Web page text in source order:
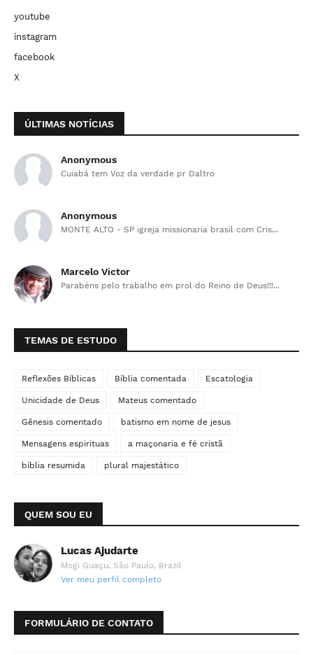
youtube
instagram
facebook
X
ÚLTIMAS NOTÍCIAS
Anonymous
Cuiabá tem Voz da verdade pr Daltro
Anonymous
MONTE ALTO - SP igreja missionaria brasil com Cris...
Marcelo Victor
Parabéns pelo trabalho em prol do Reino de Deus!!!...
TEMAS DE ESTUDO
Reflexões Bíblicas Bíblia comentada Escatologia
Unicidade de Deus Mateus comentado
Gênesis comentado batismo em nome de jesus
Mensagens espirituas a maçonaria e fé cristã
bíblia resumida plural majestático
QUEM SOU EU
Lucas Ajudarte
Mogi Guaçu, São Paulo, Brazil
Ver meu perfil completo
FORMULÁRIO DE CONTATO